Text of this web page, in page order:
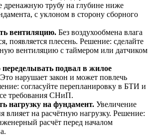
дренажную трубу на глубине ниже
с уклоном в сторону сборного
вентиляцию. Без воздухообмена влага
появляется плесень. Решение: сделайте
вентиляцию с таймером или датчиком
подвал в жилое
Это нарушает закон и может повлечь
согласуйте перепланировку в БТИ и
требования СНиП.
нагрузку на фундамент. Увеличение
влияет на расчётную нагрузку. Решение:
расчёт перед началом